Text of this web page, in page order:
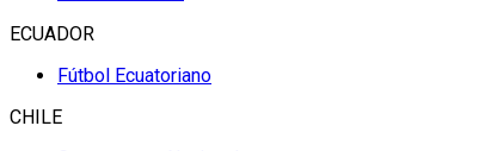
ECUADOR
Fútbol Ecuatoriano
CHILE